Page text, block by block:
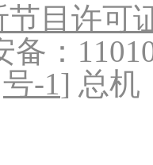
目许可
备：
号-1] 总机